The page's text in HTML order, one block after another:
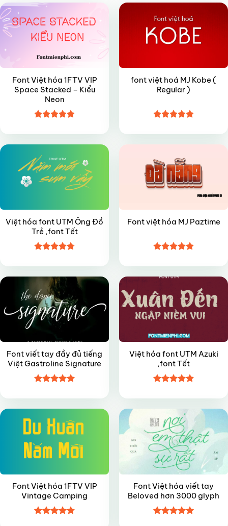
Font Việt hóa 1FTV VIP
Space Stacked – Kiểu
Neon
hạng55
sao
font việt hoá MJ Kobe (
Regular )
hạng4.95
5 sao
Việt hóa font UTM Ông Đồ
Trẻ ,font Tết
hạng4.85
sao
Font việt hóa MJ Paztime
hạng4.85
5 sao
Font viết tay đầy đủ tiếng
Việt Gastroline Signature
hạng55
sao
Việt hóa font UTM Azuki
,font Tết
hạng4.95
Font Việt hóa 1FTV VIP
Vintage Camping
Font Việt hóa viết tay
Beloved hơn 3000 glyph